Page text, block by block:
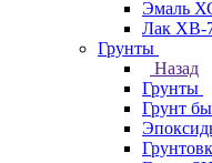
Эмаль
Лак ХВ-
Грунты
Назад
Грунты
Грунт